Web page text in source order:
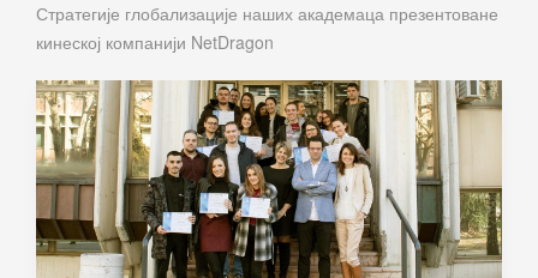
Стратегије глобализације наших академаца презентоване
кинеској компанији NetDragon